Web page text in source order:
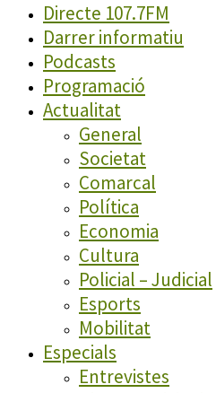
Directe 107.7FM
Darrer informatiu
Podcasts
Programació
Actualitat
General
Societat
Comarcal
Política
Economia
Cultura
Policial – Judicial
Esports
Mobilitat
Especials
Entrevistes